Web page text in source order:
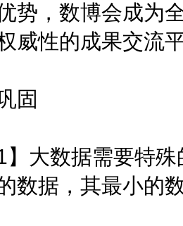
势，数博会成为
威性的成果交流
固
数据需要特殊
数据，其最小的